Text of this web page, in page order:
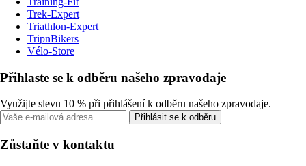
Trek-Expert
Triathlon-Expert
TripnBikers
Vélo-Store
Přihlaste se k odběru našeho zpravodaje
Využijte slevu 10 % při přihlášení k odběru našeho zpravodaje.
Přihlásit se k odběru
Zůstaňte v kontaktu